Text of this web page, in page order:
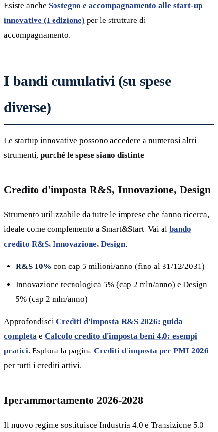
Esiste anche Sostegno e accompagnamento alle start-up
innovative (I edizione) per le strutture di
accompagnamento.
I bandi cumulativi (su spese
diverse)
Le startup innovative possono accedere a numerosi altri
strumenti, purché le spese siano distinte.
Credito d'imposta R&S, Innovazione, Design
Strumento utilizzabile da tutte le imprese che fanno ricerca,
ideale come complemento a Smart&Start. Vai al bando
credito R&S, Innovazione, Design.
R&S 10% con cap 5 milioni/anno (fino al 31/12/2031)
Innovazione tecnologica 5% (cap 2 mln/anno) e Design
5% (cap 2 mln/anno)
Approfondisci Crediti d'imposta R&S 2026: guida
completa e Calcolo credito d'imposta beni 4.0: esempi
pratici. Esplora la pagina Crediti d'imposta per PMI 2026
per tutti i crediti attivi.
Iperammortamento 2026-2028
Il nuovo regime sostituisce Industria 4.0 e Transizione 5.0